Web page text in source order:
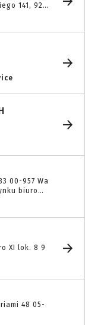
biurowy